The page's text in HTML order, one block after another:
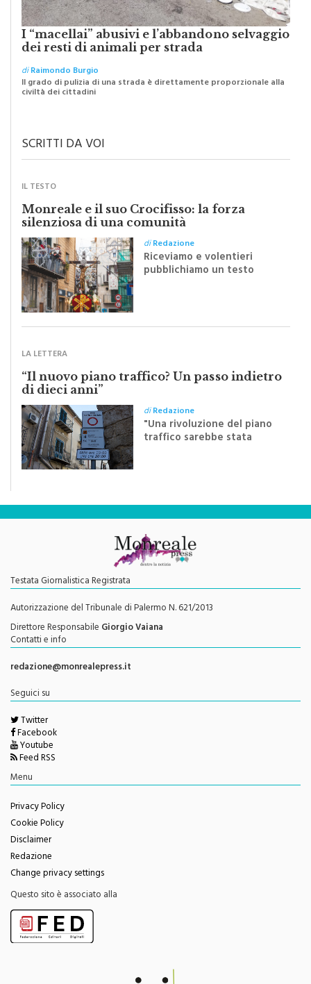
I “macellai” abusivi e l’abbandono selvaggio
dei resti di animali per strada
diRaimondo Burgio
SCRITTI DA VOI
IL TESTO
Monreale e il suo Crocifisso: la forza
silenziosa di una comunità
diRedazione
Riceviamo e volentieri
Sapienza all'indomani della
LA LETTERA
“Il nuovo piano traffico? Un passo indietro
di dieci anni”
diRedazione
"Una rivoluzione del piano
Testata Giornalistica Registrata
Autorizzazione del Tribunale di Palermo N. 621/2013
Direttore ResponsabileGiorgio Vaiana
Contatti e info
redazione@monrealepress.it
Seguici su
Twitter
Facebook
Youtube
Feed RSS
Privacy Policy
Cookie Policy
Disclaimer
Redazione
Change privacy settings
Questo sito è associato alla